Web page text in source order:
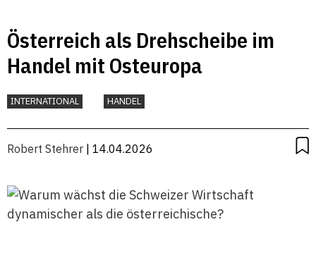
Österreich als Drehscheibe im
Handel mit Osteuropa
INTERNATIONAL HANDEL
Robert Stehrer | 14.04.2026